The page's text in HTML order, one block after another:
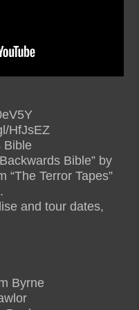
HfJsEZ
Bible
Bible” by
“The Terror Tapes”
and tour dates,
Byrne